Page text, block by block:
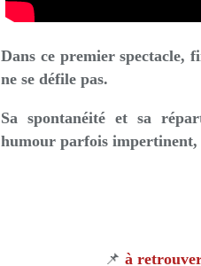
Dans ce premier
ne se défile pas.
Sa spontanéité et sa
humour parfois impertinent,
📌 à